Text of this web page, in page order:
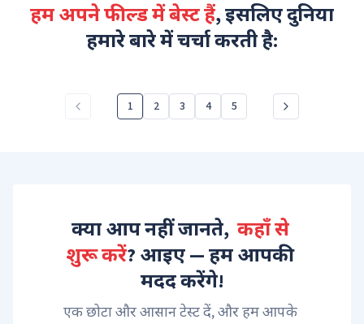
हम अपने फील्ड में बेस्ट हैं, इसलिए दुनिया
हमारे बारे में चर्चा करती है:
1 2 3 4 5
क्या आप नहीं जानते, कहाँ से
शुरू करें? आइए — हम आपकी
मदद करेंगे!
एक छोटा और आसान टेस्ट दें, और हम आपके